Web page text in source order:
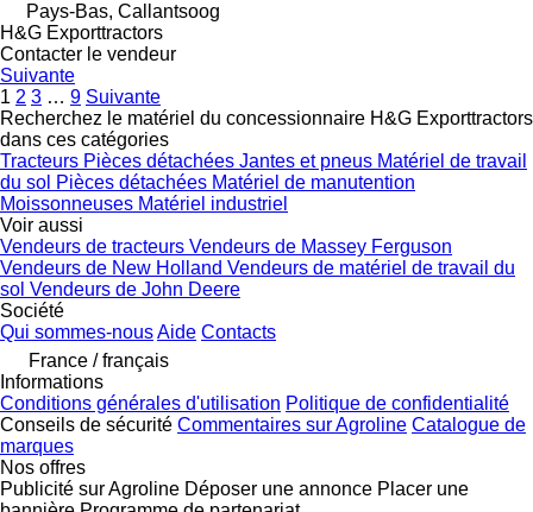
Pays-Bas, Callantsoog
H&G Exporttractors
Contacter le vendeur
Suivante
1 2 3 … 9 Suivante
Recherchez le matériel du concessionnaire H&G Exporttractors
dans ces catégories
Tracteurs Pièces détachées Jantes et pneus Matériel de travail
du sol Pièces détachées Matériel de manutention
Moissonneuses Matériel industriel
Voir aussi
Vendeurs de tracteurs Vendeurs de Massey Ferguson
Vendeurs de New Holland Vendeurs de matériel de travail du
sol Vendeurs de John Deere
Société
Qui sommes-nousAide Contacts
France / français
Informations
Conditions générales d'utilisation Politique de confidentialité
Conseils de sécurité Commentaires sur Agroline Catalogue de
marques
Nos offres
Publicité sur Agroline Déposer une annonce Placer une